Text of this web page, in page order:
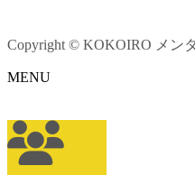
Copyright © KOKOIRO メン
MENU
ア
イ
コ